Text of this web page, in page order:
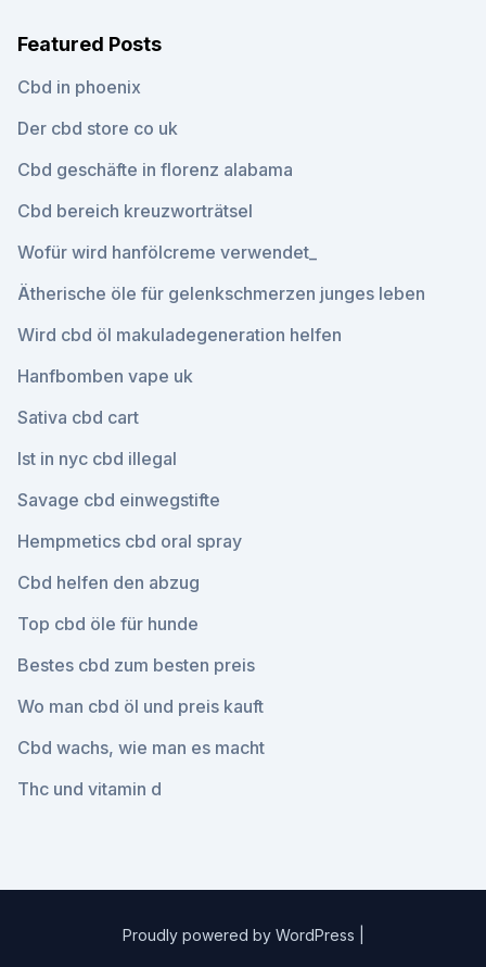
Featured Posts
Cbd in phoenix
Der cbd store co uk
Cbd geschäfte in florenz alabama
Cbd bereich kreuzworträtsel
Wofür wird hanfölcreme verwendet_
Ätherische öle für gelenkschmerzen junges leben
Wird cbd öl makuladegeneration helfen
Hanfbomben vape uk
Sativa cbd cart
Ist in nyc cbd illegal
Savage cbd einwegstifte
Hempmetics cbd oral spray
Cbd helfen den abzug
Top cbd öle für hunde
Bestes cbd zum besten preis
Wo man cbd öl und preis kauft
Cbd wachs, wie man es macht
Thc und vitamin d
Proudly powered by WordPress